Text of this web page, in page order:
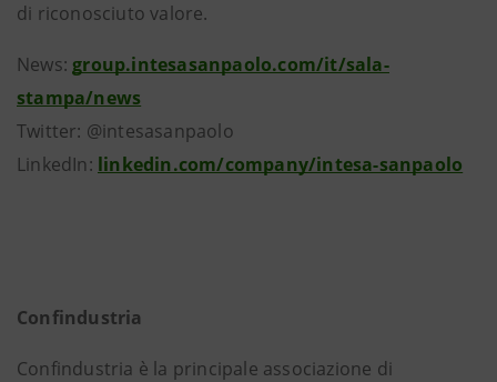
di riconosciuto valore.
News: group.intesasanpaolo.com/it/sala-
stampa/news
Twitter: @intesasanpaolo
LinkedIn: linkedin.com/company/intesa-sanpaolo
Confindustria
Confindustria è la principale associazione di